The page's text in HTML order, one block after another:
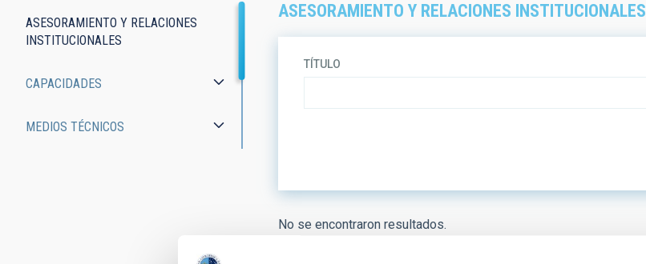
a
la
navegación
ASESORAMIENTO Y RELACIONES INSTITUCIONALES
TÍTULO
No se encontraron resultados.
Tecnología
ASESORAMIENTO Y RELACIONES
INSTITUCIONALES
CAPACIDADES
MEDIOS TÉCNICOS